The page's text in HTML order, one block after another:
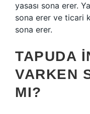
yasası sona erer.
sona erer ve ticari
sona erer.
TAPUDA
VARKEN
MI?